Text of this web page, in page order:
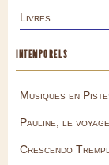
Livres
INTEMPORELS
Musiques en
Pauline, le
Crescendo